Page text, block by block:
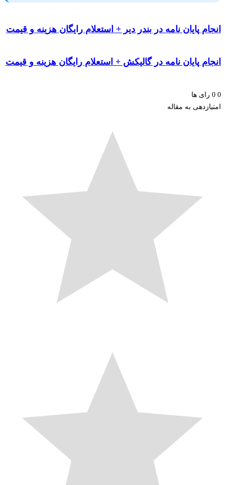
پایان نامه در بندر دیر + استعلام رایگان هزینه و قیمت
پایان نامه در گالیکش + استعلام رایگان هزینه و قیمت
ها
به مقاله